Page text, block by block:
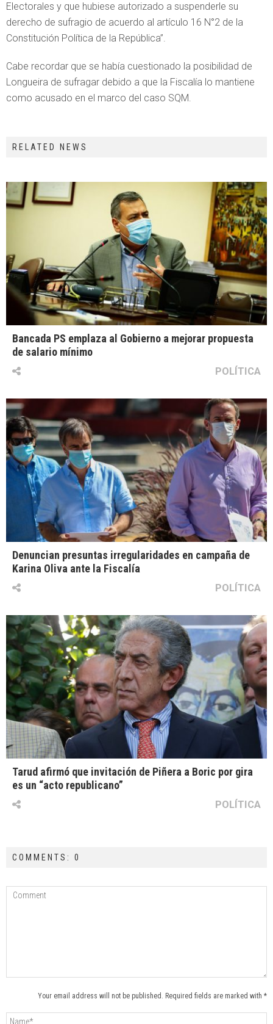
Electorales y que hubiese autorizado a suspenderle su
derecho de sufragio de acuerdo al artículo 16 N°2 de la
Constitución Política de la República”.
Cabe recordar que se había cuestionado la posibilidad de
Longueira de sufragar debido a que la Fiscalía lo mantiene
como acusado en el marco del caso SQM.
RELATED NEWS
Bancada PS emplaza al Gobierno a mejorar propuesta
de salario mínimo
POLÍTICA
Denuncian presuntas irregularidades en campaña de
Karina Oliva ante la Fiscalía
POLÍTICA
Tarud afirmó que invitación de Piñera a Boric por gira
es un “acto republicano”
POLÍTICA
COMMENTS: 0
Your email address will not be published. Required fields are marked with *